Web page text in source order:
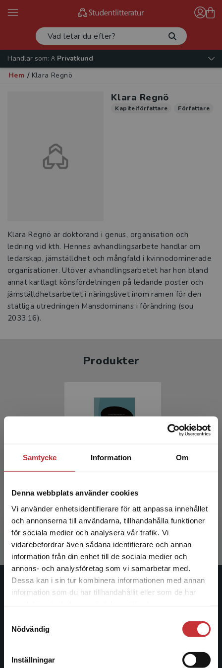
Samtycke Information Om
Denna webbplats använder cookies
Vi använder enhetsidentifierare för att anpassa innehållet
och annonserna till användarna, tillhandahålla funktioner
för sociala medier och analysera vår trafik. Vi
vidarebefordrar även sådana identifierare och annan
information från din enhet till de sociala medier och
annons- och analysföretag som vi samarbetar med.
Dessa kan i sin tur kombinera informationen med annan
information som du har tillhandahållit eller som de har
Nödvändig
Inställningar
Begränsad fraktregion
Det verkar som att du besöker
studentlitteratur.se via en enhet utanför Sverige.
Vi erbjuder inte leveranser utanför Sverige. För
att kunna slutföra ett köp måste
Handlar som:
Privatkund
Hem / Klara Regnö
Klara Regnö
Kapitelförfattare Författare
Klara Regnö är doktorand i genus, organisation och
ledning vid kth. Hennes avhandlingsarbete handlar om
ledarskap, jämställdhet och mångfald i kvinnodominerade
organisationer. Utöver avhandlingsarbetet har hon bland
annat kartlagt könsfördelningen på ledande poster och
jämställdhetsarbetet i näringslivet inom ramen för den
statliga utredningen Mansdominans i förändring (sou
2033:16).
Produkter
Brytting, Thomas (red.)
369 krinkl. moms
Exkl. moms: 348 kr
Studentlitteratur
ledande utbildningsförlag. Med läromedel, kurslitteratur,
längs hela kunskapsresan.